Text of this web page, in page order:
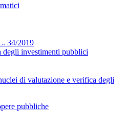
34/2019
investimenti pubblici
di valutazione e verifica degli
pubbliche